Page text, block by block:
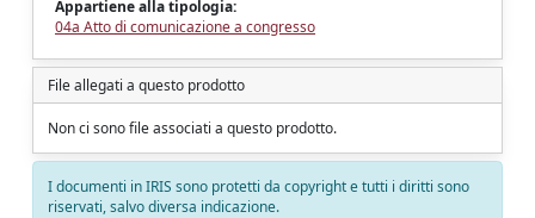
Appartiene alla tipologia:
04a Atto di comunicazione a congresso
File allegati a questo prodotto
Non ci sono file associati a questo prodotto.
I documenti in IRIS sono protetti da copyright e tutti i diritti sono
riservati, salvo diversa indicazione.